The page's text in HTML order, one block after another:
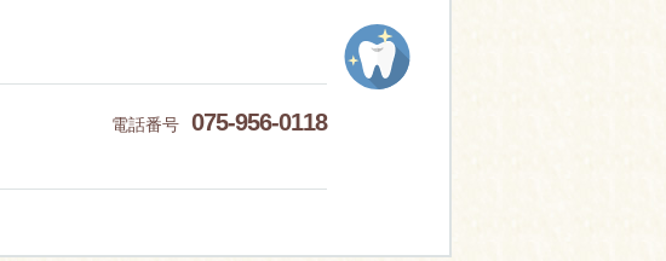
電話番号 075-956-0118